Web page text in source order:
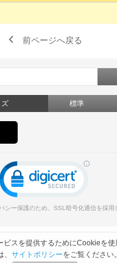
前ページへ戻る
標準
シー保護のため、SSL暗号化通信を採用
シーポリシー サイトポリシー
ビスを提供するためにCookieを
サイトポリシーをご覧ください。